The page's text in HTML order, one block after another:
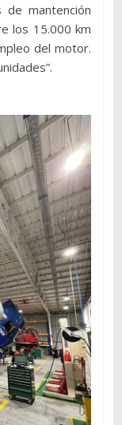
mantención
los 15.000 km
del motor.